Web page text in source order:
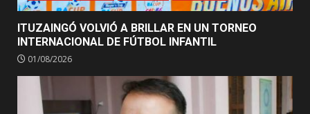
ITUZAINGÓ VOLVIÓ A BRILLAR EN UN TORNEO
INTERNACIONAL DE FÚTBOL INFANTIL
01/08/2026